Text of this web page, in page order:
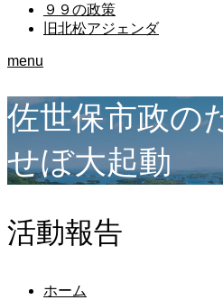
９９の政策
旧北松アジェンダ
menu
佐世保市政の
せぼ大起動
活動報告
ホーム